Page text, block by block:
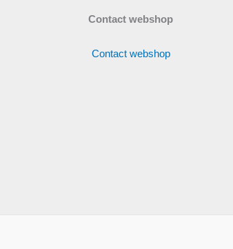
Contact webshop
Contact webshop